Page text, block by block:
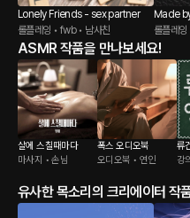
Lonely Friends - sex partner
롤플레잉 • fwb • 남사친
Made
호
롤플레잉
ASMR 작품을 만나보세요!
살에 스칠때마다
마사지 • 손님
폭스 오디오북
오디오북 • 연인
류
강
유사한 목소리의 크리에이터 작